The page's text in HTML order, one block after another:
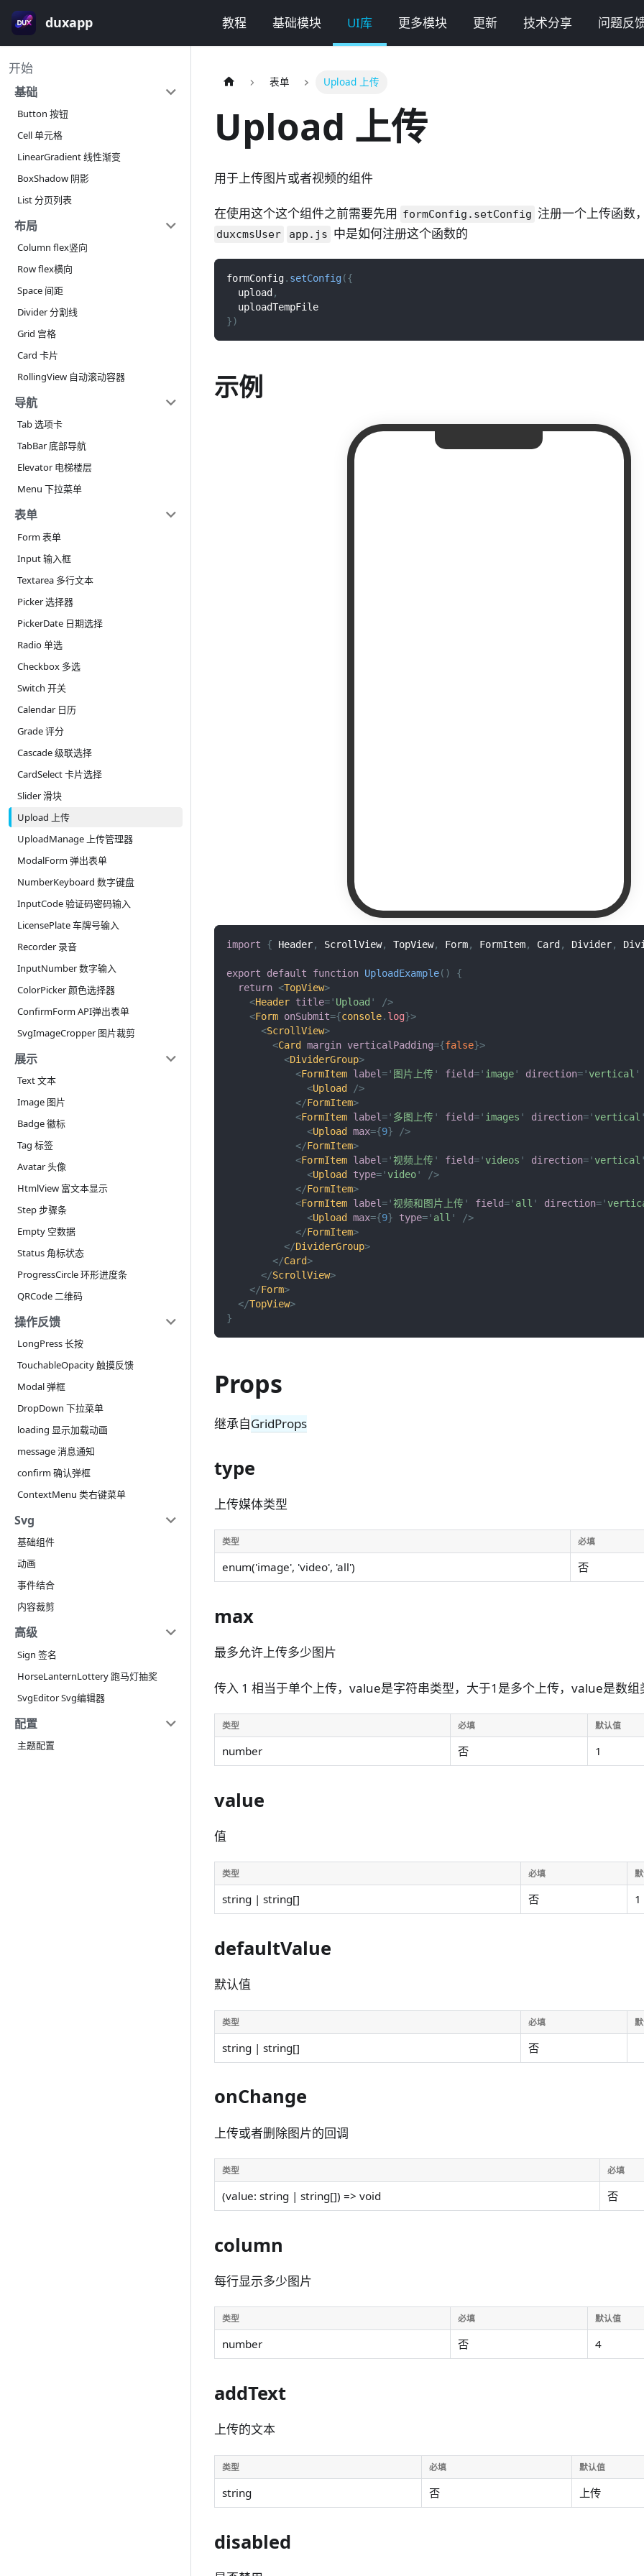
duxapp 教程 基础模块 UI库 更多模块 更新 技术分享 问题反
开始
基础
Button 按钮
Cell 单元格
LinearGradient 线性渐变
BoxShadow 阴影
List 分页列表
布局
Column flex竖向
Row flex横向
Space 间距
Divider 分割线
Grid 宫格
Card 卡片
RollingView 自动滚动容器
导航
Tab 选项卡
TabBar 底部导航
Elevator 电梯楼层
Menu 下拉菜单
表单
Form 表单
Input 输入框
Textarea 多行文本
Picker 选择器
PickerDate 日期选择
Radio 单选
Checkbox 多选
Switch 开关
Calendar 日历
Grade 评分
Cascade 级联选择
CardSelect 卡片选择
Slider 滑块
Upload 上传
UploadManage 上传管理器
ModalForm 弹出表单
NumberKeyboard 数字键盘
InputCode 验证码密码输入
LicensePlate 车牌号输入
Recorder 录音
InputNumber 数字输入
ColorPicker 颜色选择器
ConfirmForm API弹出表单
SvgImageCropper 图片裁剪
展示
Text 文本
Image 图片
Badge 徽标
Tag 标签
Avatar 头像
HtmlView 富文本显示
Step 步骤条
Empty 空数据
Status 角标状态
ProgressCircle 环形进度条
QRCode 二维码
操作反馈
LongPress 长按
TouchableOpacity 触摸反馈
Modal 弹框
DropDown 下拉菜单
loading 显示加载动画
message 消息通知
confirm 确认弹框
ContextMenu 类右键菜单
Svg
基础组件
动画
事件结合
内容裁剪
高级
Sign 签名
HorseLanternLottery 跑马灯抽奖
SvgEditor Svg编辑器
配置
主题配置
表单 Upload 上传
Upload 上传
用于上传图片或者视频的组件
在使用这个这个组件之前需要先用 formConfig.setConfig 注册一个上传函数
duxcmsUser app.js 中是如何注册这个函数的
formConfig. setConfig({
  upload
,
  uploadTempFile
})
示例
import { Header, ScrollView, TopView, Form, FormItem, Card , Divider,
export default function UploadExample( )
{
return <TopView>
<Header title=' Upload '
/>
<Form onSubmit={console. log}>
<ScrollView>
<Card margin verticalPadding={false}>
<DividerGroup>
<FormItem label=' 图片上传 ' field=' image' direction=' vertical '
<Upload
/>
</FormItem>
<FormItem label=' 多图上传 ' field=' images ' direction=' vertical '
<Upload max={9}
/>
</FormItem>
<FormItem label='视频上传 ' field=' videos ' direction=' vertical '
<Upload type=' video'
/>
</FormItem>
<FormItem label='视频和图片上传 ' field=' all ' direction='
<Upload max={9} type=' all '
/>
</FormItem>
</DividerGroup>
</Card>
</ScrollView>
</Form>
</TopView>
}
Props
继承自GridProps
type
上传媒体类型
类型 必填
enum('image', 'video', 'all') 否
max
最多允许上传多少图片
传入 1 相当于单个上传，value是字符串类型，大于1是多个上传，value是数组
类型 必填 默认值
number 否 1
value
值
类型 必填
string | string[] 否 1
defaultValue
默认值
类型 必填
string | string[] 否
onChange
上传或者删除图片的回调
类型 必填
(value: string | string[]) => void 否
column
每行显示多少图片
类型 必填 默认值
number 否 4
addText
上传的文本
类型 必填 默认值
string 否 上传
disabled